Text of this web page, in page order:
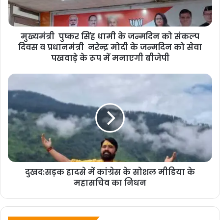
सिंह नयाल, (वर्तमान में लोक सेवा आयोग के सदस्य), एवं
सुरेन्द्र सिंह रावत (पूर्व सूचना आयुक्त) को सदस्य बनाया गया
है। जबकि विधानसभा एक संवैधानिक संस्था है जिसके किसी
अथवा मा0 सर्वोच्च न्यायालय में निहित होता है। ऐसे में
सरकार के अधीन कार्य करने वाले लोक सेवकों द्वारा की जाने
वाली जांच की निष्पक्षता संदेहास्पद है।
माहरा ने कहा कि राज्य विधानसभा द्वारा भर्तियों की जांच हेतु
गठित समिति की जांच पूरी होने से पूर्व ही जांच से सम्बन्धित
सूचनाओं का सार्वजनिक होना जांच समति की निष्पक्षता पर
मुख्यमंत्री पुष्कर सिंह धामी के जन्मदिन को संकल्प
दिवस व प्रधानमंत्री नरेन्द्र मोदी के जन्मदिन को सेवा
पखवाड़े के रूप में मनाएगी बीजेपी
दुखद:सड़क हादसे में कांग्रेस के सोशल मीडिया के
महासचिव का निधन